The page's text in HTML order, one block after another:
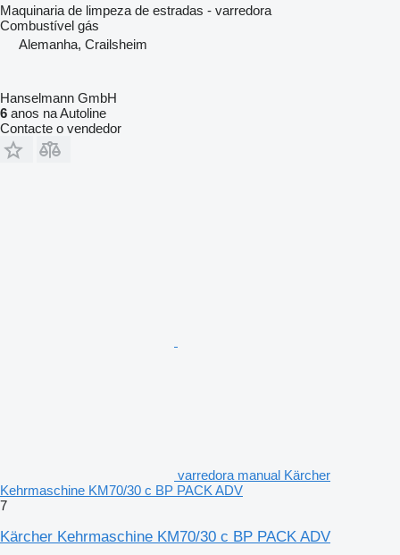
Maquinaria de limpeza de estradas - varredora
Combustível gás
Alemanha, Crailsheim
Hanselmann GmbH
6 anos na Autoline
Contacte o vendedor
varredora manual Kärcher
Kehrmaschine KM70/30 c BP PACK ADV
7
Kärcher Kehrmaschine KM70/30 c BP PACK ADV